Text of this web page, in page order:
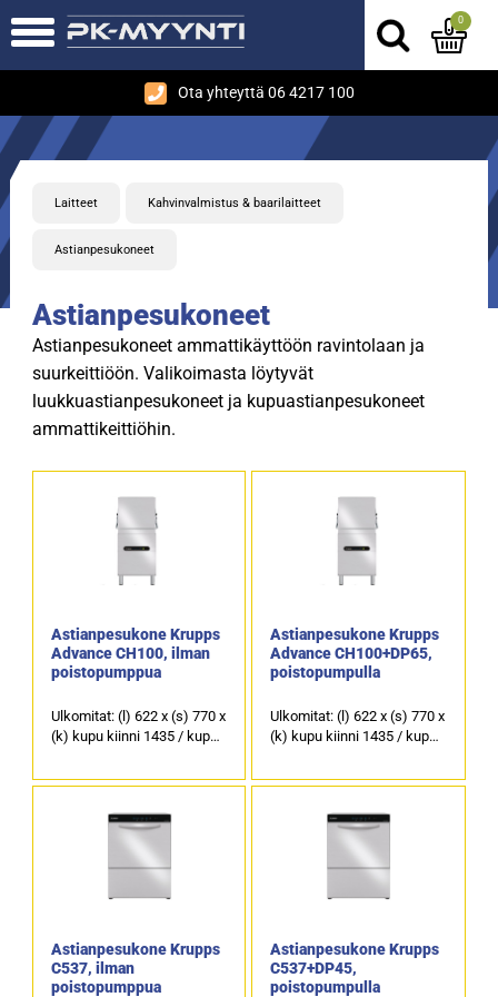
Ota yhteyttä 06 4217 100
0
Laitteet Kahvinvalmistus & baarilaitteet
Astianpesukoneet
Astianpesukoneet
Astianpesukoneet ammattikäyttöön ravintolaan ja
suurkeittiöön. Valikoimasta löytyvät
luukkuastianpesukoneet ja kupuastianpesukoneet
ammattikeittiöhin.
Astianpesukone Krupps
Advance CH100, ilman
poistopumppua
Ulkomitat: (l) 622 x (s) 770 x
(k) kupu kiinni 1435 / kupu
Sähköliitäntä: 6,74 kW / 400
Pesukorin koko 500 x 500
Astianpesukone Krupps
Advance CH100+DP65,
poistopumpulla
Ulkomitat: (l) 622 x (s) 770 x
(k) kupu kiinni 1435 / kupu
Sähköliitäntä: 6,74 kW / 400
Pesukorin koko 500 x 500
Astianpesukone Krupps
C537, ilman
poistopumppua
Astianpesukone Krupps
C537+DP45,
poistopumpulla